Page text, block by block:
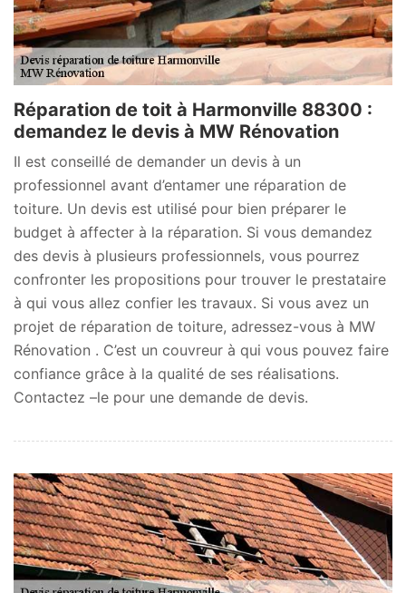
Réparation de toit à Harmonville 88300 :
demandez le devis à MW Rénovation
Il est conseillé de demander un devis à un
professionnel avant d’entamer une réparation de
toiture. Un devis est utilisé pour bien préparer le
budget à affecter à la réparation. Si vous demandez
des devis à plusieurs professionnels, vous pourrez
confronter les propositions pour trouver le prestataire
à qui vous allez confier les travaux. Si vous avez un
projet de réparation de toiture, adressez-vous à MW
Rénovation . C’est un couvreur à qui vous pouvez faire
confiance grâce à la qualité de ses réalisations.
Contactez –le pour une demande de devis.